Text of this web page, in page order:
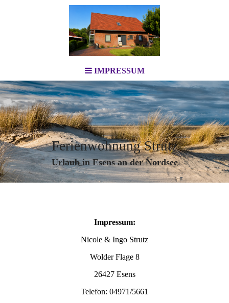
IMPRESSUM
Ferienwohnung Strutz
Urlaub in Esens an der Nordsee
Impressum:
Nicole & Ingo Strutz
Wolder Flage 8
26427 Esens
Telefon: 04971/5661